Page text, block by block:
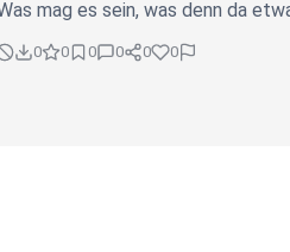
mag es sein, was denn da
0 0 0 0 0 0